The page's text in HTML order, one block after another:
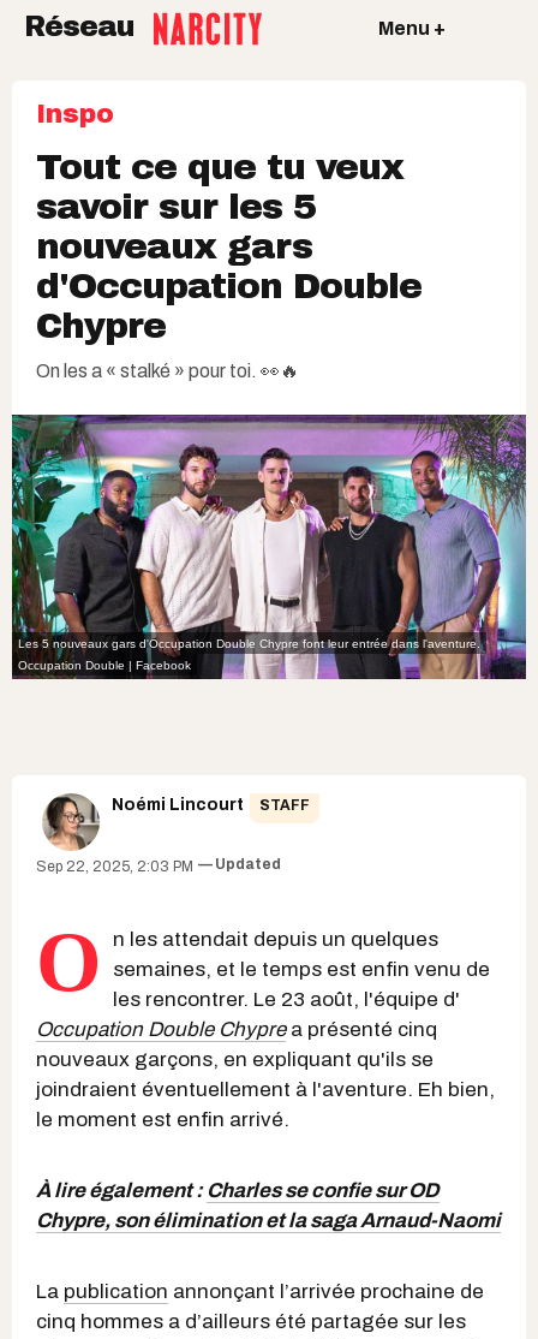
Réseau Menu +
Inspo
Tout ce que tu veux
savoir sur les 5
nouveaux gars
d'Occupation Double
Chypre
On les a « stalké » pour toi. 👀🔥
Les 5 nouveaux gars d'Occupation Double Chypre font leur entrée dans l'aventure.
Occupation Double | Facebook
Noémi Lincourt STAFF
Sep 22, 2025, 2:03 PM Updated
O
n les attendait depuis un quelques
semaines, et le temps est enfin venu de
les rencontrer. Le 23 août, l'équipe d'
Occupation Double Chypre a présenté cinq
nouveaux garçons, en expliquant qu'ils se
joindraient éventuellement à l'aventure. Eh bien,
le moment est enfin arrivé.
À lire également : Charles se confie sur OD
Chypre, son élimination et la saga Arnaud-Naomi
La publication annonçant l’arrivée prochaine de
cinq hommes a d’ailleurs été partagée sur les